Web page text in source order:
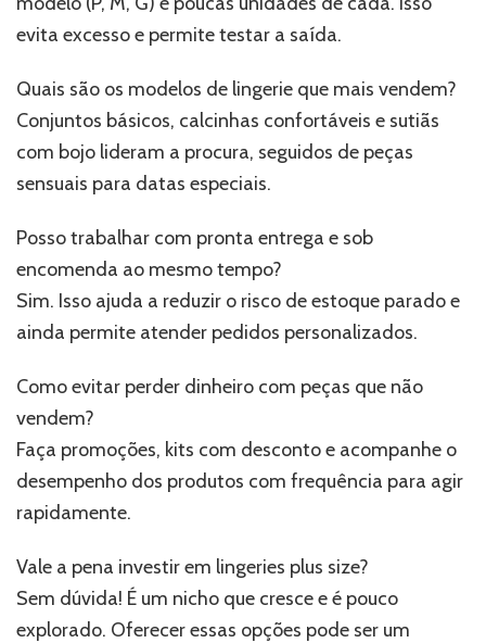
evita excesso e permite testar a saída.
Quais são os modelos de lingerie que mais vendem?
Conjuntos básicos, calcinhas confortáveis e sutiãs
com bojo lideram a procura, seguidos de peças
sensuais para datas especiais.
Posso trabalhar com pronta entrega e sob
encomenda ao mesmo tempo?
Sim. Isso ajuda a reduzir o risco de estoque parado e
ainda permite atender pedidos personalizados.
Como evitar perder dinheiro com peças que não
vendem?
Faça promoções, kits com desconto e acompanhe o
desempenho dos produtos com frequência para agir
rapidamente.
Vale a pena investir em lingeries plus size?
Sem dúvida! É um nicho que cresce e é pouco
explorado. Oferecer essas opções pode ser um